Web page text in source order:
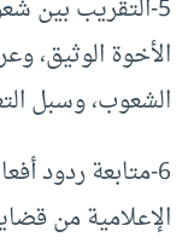
5-التقريب بين
الأخوة الوثيق،
الشعوب، وسبل
6-متابعة ردود
الإعلامية من